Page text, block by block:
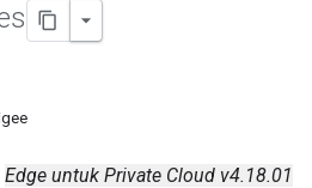
Edge untuk Private Cloud v4.18.01